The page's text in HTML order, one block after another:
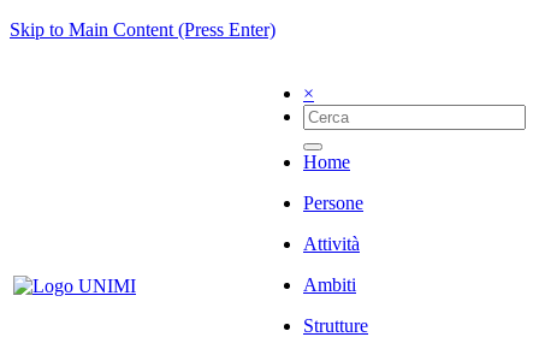
Skip to Main Content (Press Enter)
×
Home
Persone
Attività
Ambiti
Strutture